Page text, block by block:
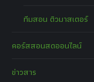
ทีมสอน ติวมาสเตอร์
คอร์สสอนสดออนไลน์
ข่าวสาร